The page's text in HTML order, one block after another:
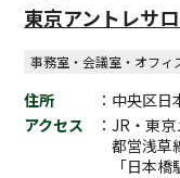
東京アントレサ
事務室・会議室・オフィ
住所
：中央区
アクセス
：JR・東
都営浅草
「日本